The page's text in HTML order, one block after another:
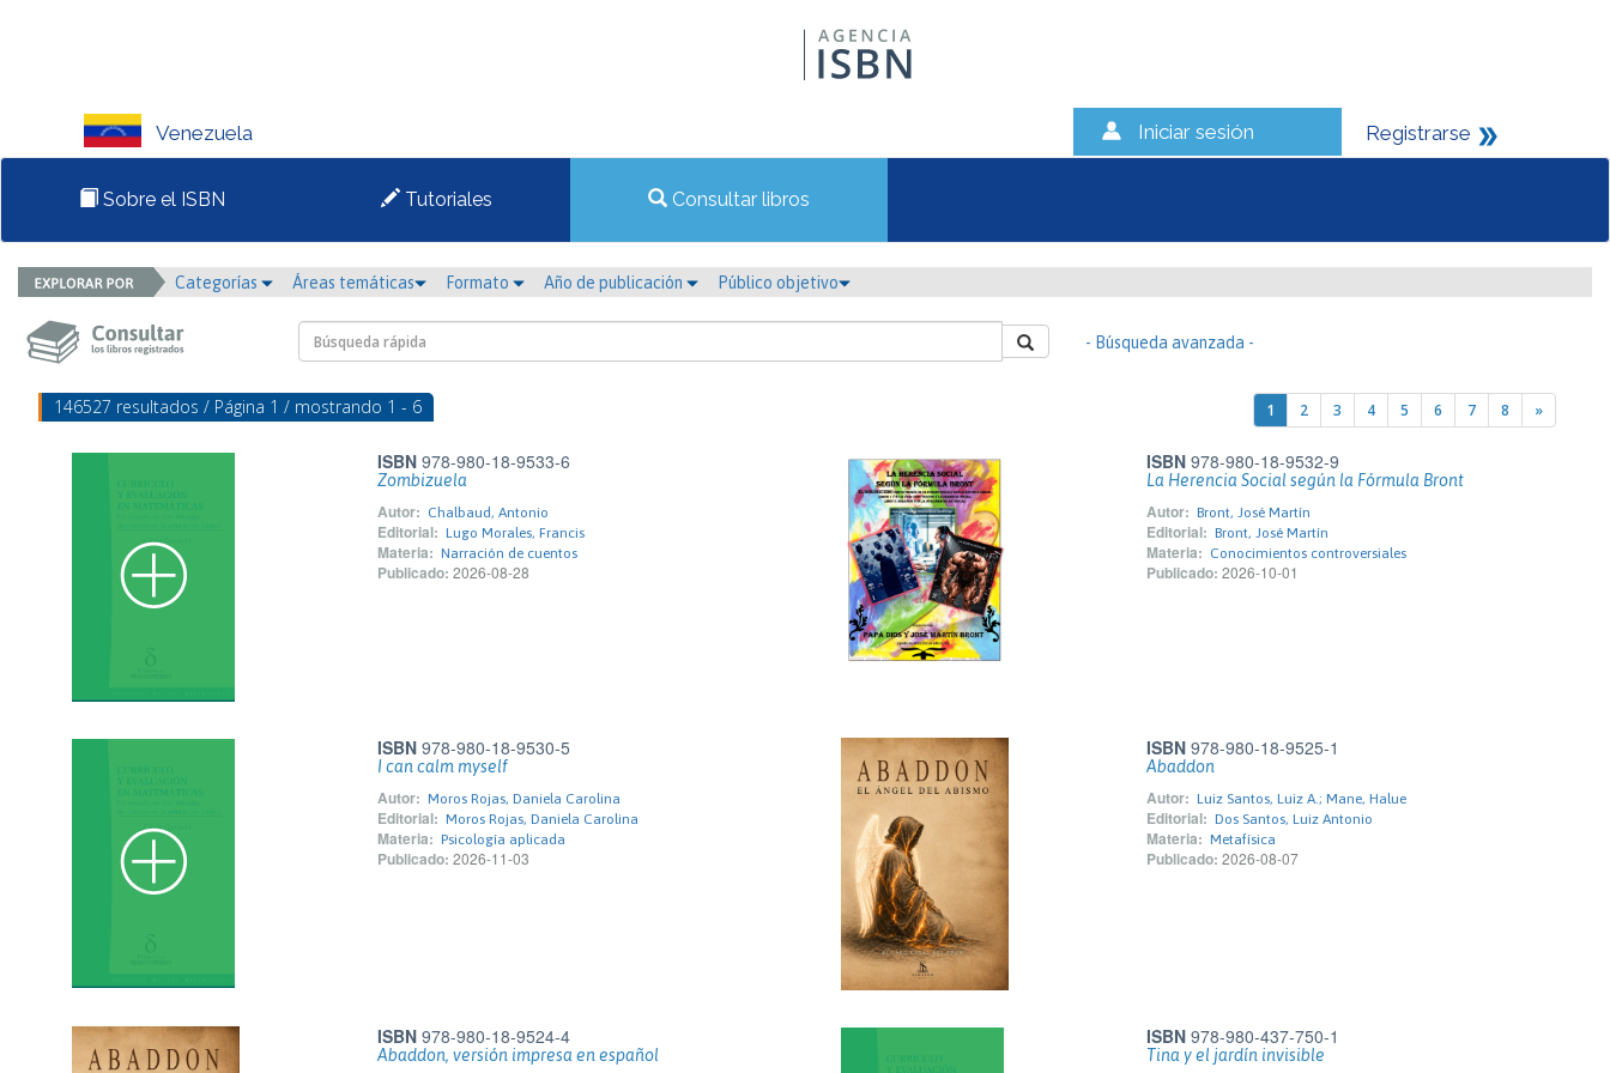
Venezuela Iniciar sesión Registrarse
Sobre el ISBN Tutoriales Consultar libros
Categorías Áreas temáticas Formato Año de publicación Público objetivo
- Búsqueda avanzada -
146527 resultados / Página 1 / mostrando 1 - 6 1 2 3 4 5 6 7 8 »
ISBN 978-980-18-9533-6
Zombizuela
Autor: Chalbaud, Antonio
Editorial: Lugo Morales, Francis
Materia: Narración de cuentos
Publicado: 2026-08-28
ISBN 978-980-18-9532-9
La Herencia Social según la Fórmula Bront
Autor: Bront, José Martín
Editorial: Bront, José Martín
Materia: Conocimientos controversiales
Publicado: 2026-10-01
ISBN 978-980-18-9530-5
I can calm myself
Autor: Moros Rojas, Daniela Carolina
Editorial: Moros Rojas, Daniela Carolina
Materia: Psicología aplicada
Publicado: 2026-11-03
ISBN 978-980-18-9525-1
Abaddon
Autor: Luiz Santos, Luiz A.; Mane, Halue
Editorial: Dos Santos, Luiz Antonio
Materia: Metafísica
Publicado: 2026-08-07
ISBN 978-980-18-9524-4
Abaddon, versión impresa en español
ISBN 978-980-437-750-1
Tina y el jardín invisible